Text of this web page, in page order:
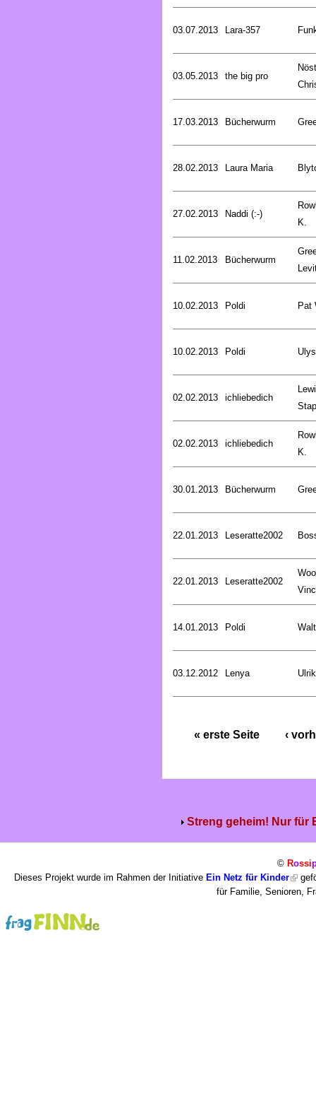
03.07.2013 Lara-357
03.05.2013 the big pro
17.03.2013 Bücherwurm
28.02.2013 Laura Maria
27.02.2013 Naddi (:-)
K.
11.02.2013 Bücherwurm
10.02.2013 Poldi Pat
10.02.2013 Poldi
02.02.2013 ichliebedich
02.02.2013 ichliebedich
K.
30.01.2013 Bücherwurm
22.01.2013 Leseratte2002
22.01.2013 Leseratte2002
14.01.2013 Poldi
03.12.2012 Lenya
« erste Seite ‹
Streng geheim! Nur für
© Rossi
Dieses Projekt wurde im Rahmen der Initiative Ein Netz für Kinder
für Familie, Senioren,